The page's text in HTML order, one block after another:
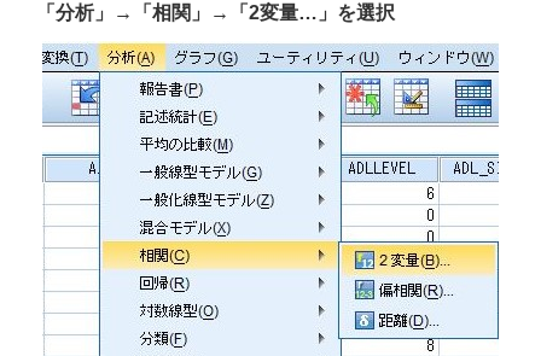
「分析」→「相関」→「2変量…」を選択